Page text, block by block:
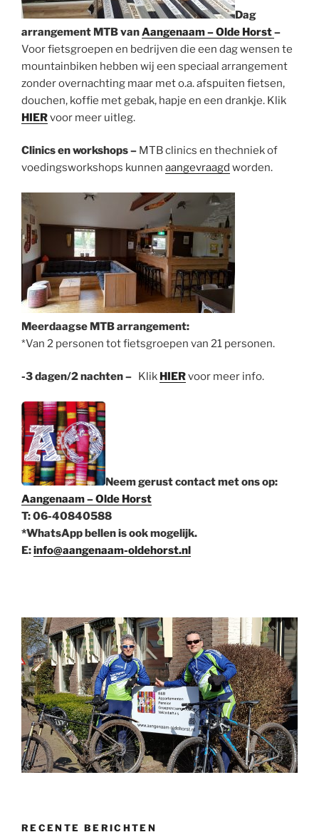
Dag
arrangement MTB vanAangenaam – Olde Horst–
Voor fietsgroepen en bedrijven die een dag wensen te
mountainbiken hebben wij een speciaal arrangement
zonder overnachting maar met o.a. afspuiten fietsen,
douchen, koffie met gebak, hapje en een drankje. Klik
HIERvoor meer uitleg.
Clinics en workshops – MTB clinics en thechniek of
voedingsworkshops kunnen aangevraagd worden.
Meerdaagse MTB arrangement:
*Van 2 personen tot fietsgroepen van 21 personen.
-3 dagen/2 nachten – Klik HIERvoor meer info.
Neem gerust contact met ons op:
Aangenaam – Olde Horst
T: 06-40840588
*WhatsApp bellen is ook mogelijk.
E:info@aangenaam-oldehorst.nl
RECENTE BERICHTEN